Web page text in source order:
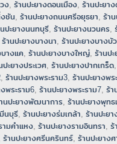
ง, ร้านปะยางดอนเมือง, ร้านปะยา
ชัน, ร้านปะยางถนนศรีอยุธยา, ร้า
ปะยางนนทบุรี, ร้านปะยางนวนคร,
ร้านปะยางบางนา, ร้านปะยางบางบั
บางแค, ร้านปะยางบางใหญ่, ร้านป
ปะยางประเวศ, ร้านปะยางปากเกร็ด,
, ร้านปะยางพระราม3, ร้านปะยางพร
พระราม6, ร้านปะยางพระราม7, ร้า
นปะยางพัฒนาการ, ร้านปะยางพุท
นบุรี, ร้านปะยางร่มเกล้า, ร้านปะย
ามคำแหง, ร้านปะยางรามอินทรา, ร้
ร้านปะยางศรีนครินทร์, ร้านปะยางศ